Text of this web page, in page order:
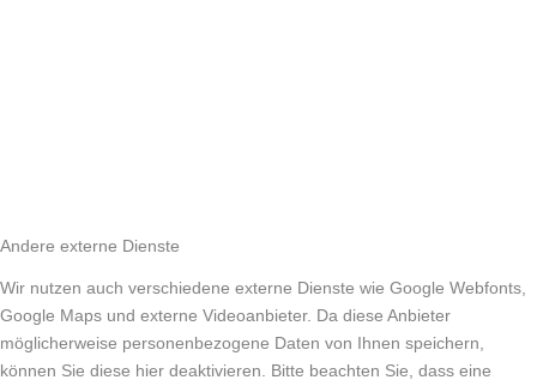
Andere externe Dienste
Wir nutzen auch verschiedene externe Dienste wie Google Webfonts,
Google Maps und externe Videoanbieter. Da diese Anbieter
möglicherweise personenbezogene Daten von Ihnen speichern,
können Sie diese hier deaktivieren. Bitte beachten Sie, dass eine